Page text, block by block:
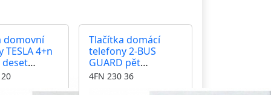
domovní
4+n
deset
Tlačítka domácí
telefony 2-BUS
GUARD pět
vyzváněcích tlačítek
4FN 230 36